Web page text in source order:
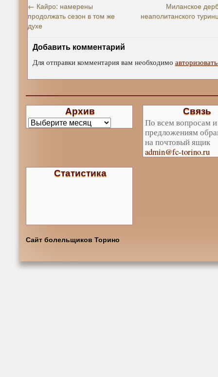
← Кайро: намерены
продолжать сезон в том же
духе
Миланское
неаполитанского
Добавить комментарий
Для отправки комментария вам необходимо
Архив Связь
По всем вопросам и
предложениям
на почтовый ящик
admin@fc-torino.ru
Статистика
Сайт болельщиков Торино